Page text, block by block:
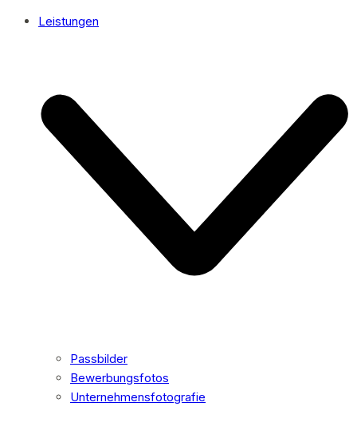
Leistungen
Passbilder
Bewerbungsfotos
Unternehmensfotografie